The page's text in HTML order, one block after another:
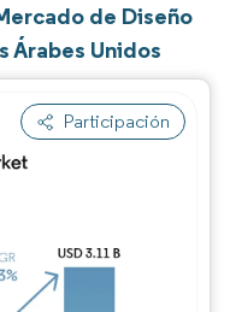
de Diseño
Árabes Unidos
Participación